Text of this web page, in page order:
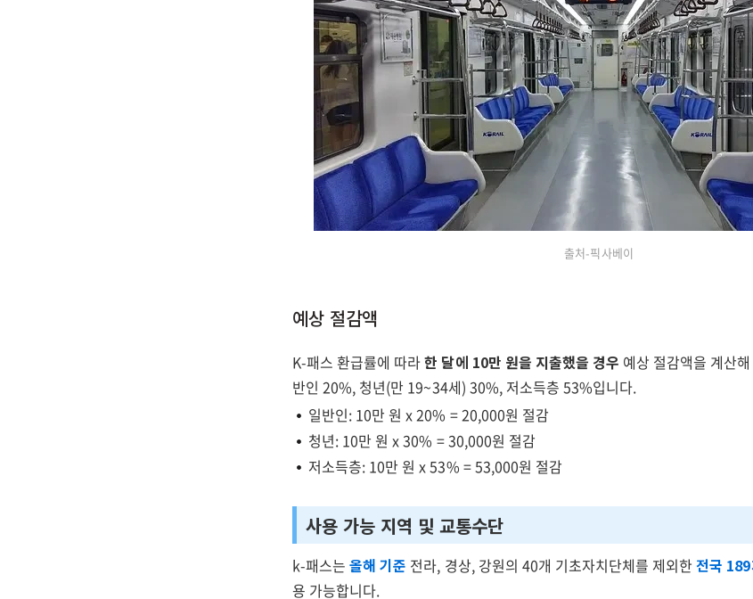
출처-픽사베이
예상 절감액
K-패스 환급률에 따라한 달에 10만 원을 지출했을 경우 예상 절감액을 계산
반인 20%, 청년(만 19~34세) 30%, 저소득층 53%입니다.
일반인: 10만 원 x 20% = 20,000원 절감
청년: 10만 원 x 30% = 30,000원 절감
저소득층: 10만 원 x 53% = 53,000원 절감
사용 가능 지역 및 교통수단
k-패스는올해 기준 전라, 경상, 강원의 40개 기초자치단체를 제외한전국
용 가능합니다.